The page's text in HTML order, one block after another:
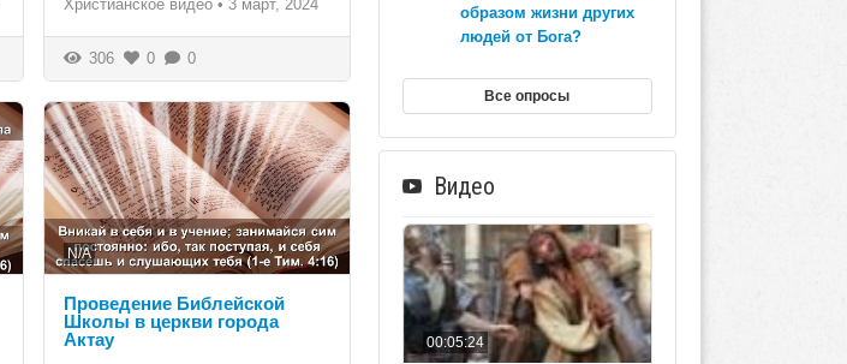
Христианское видео • 3 март, 2024
306 0 0
N/A
Проведение Библейской
Школы в церкви города
Актау
образом жизни других
людей от Бога?
Все опросы
Видео
00:05:24